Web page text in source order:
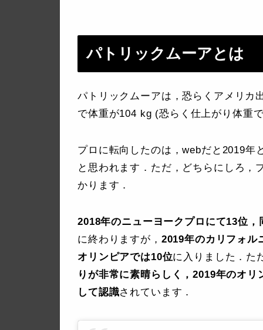
パトリックムーアとは
パトリックムーアは，恐らくアメリカ
で体重が104 kg (恐らく仕上がり体重
プロに転向したのは，webだと2019年
と思われます．ただ，どちらにしろ，
かります．
2018年のニューヨークプロにて13位
に終わりますが， 2019年のカリフォル
オリンピアでは10位に入りました．た
りが非常に素晴らしく，2019年のオ
して認識されています．